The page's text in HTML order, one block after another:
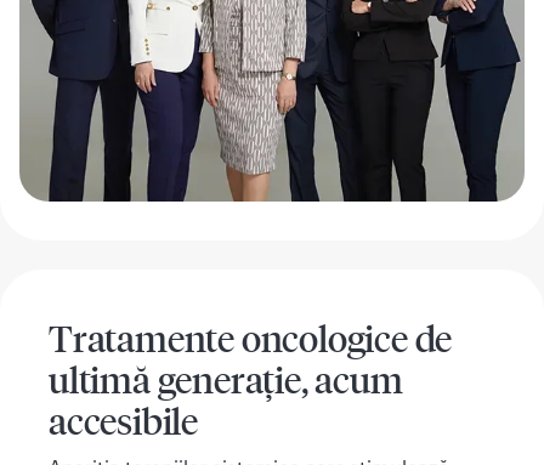
Tratamente oncologice de
ultimă generație, acum
accesibile